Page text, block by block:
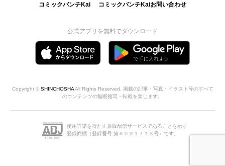
コミックバンチKai コミックバンチKaiお問い合わせ
公式アプリを無料でダウンロード
Copyright © SHINCHOSHAAll Rights Reserved. 掲載の記事・写真・イラスト等のすべて
のコンテンツの無断複写・転載を禁じます。
使用許諾を得た正規版配信サービスであることを示す
登録商標（登録番号 第６０９１７１３号）です。